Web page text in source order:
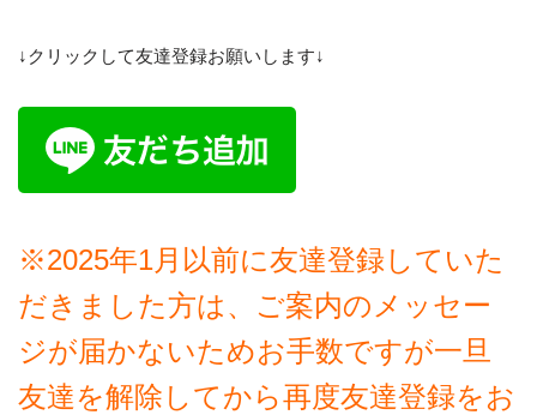
↓クリックして友達登録お願いします↓
※2025年1月以前に友達登録していた
だきました方は、ご案内のメッセー
ジが届かないためお手数ですが一旦
友達を解除してから再度友達登録をお